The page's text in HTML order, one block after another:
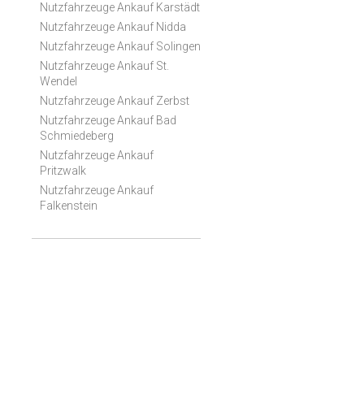
Nutzfahrzeuge Ankauf Karstädt
Nutzfahrzeuge Ankauf Nidda
Nutzfahrzeuge Ankauf Solingen
Nutzfahrzeuge Ankauf St.
Wendel
Nutzfahrzeuge Ankauf Zerbst
Nutzfahrzeuge Ankauf Bad
Schmiedeberg
Nutzfahrzeuge Ankauf
Pritzwalk
Nutzfahrzeuge Ankauf
Falkenstein